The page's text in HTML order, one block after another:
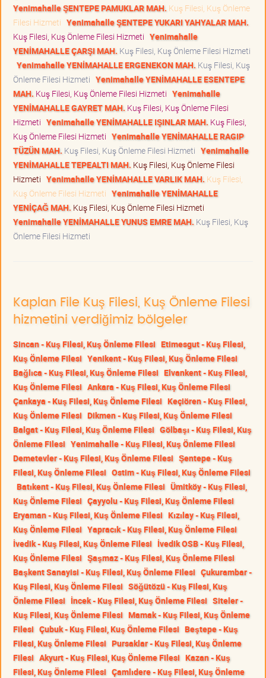
Yenimahalle ŞENTEPE PAMUKLAR MAH. Kuş Filesi, Kuş Önleme
Filesi Hizmeti Yenimahalle ŞENTEPE YUKARI YAHYALAR MAH.
Kuş Filesi, Kuş Önleme Filesi Hizmeti Yenimahalle
YENİMAHALLE ÇARŞI MAH. Kuş Filesi, Kuş Önleme Filesi Hizmeti
Yenimahalle YENİMAHALLE ERGENEKON MAH. Kuş Filesi, Kuş
Önleme Filesi Hizmeti Yenimahalle YENİMAHALLE ESENTEPE
MAH. Kuş Filesi, Kuş Önleme Filesi Hizmeti Yenimahalle
YENİMAHALLE GAYRET MAH. Kuş Filesi, Kuş Önleme Filesi
Hizmeti Yenimahalle YENİMAHALLE IŞINLAR MAH. Kuş Filesi,
Kuş Önleme Filesi Hizmeti Yenimahalle YENİMAHALLE RAGIP
TÜZÜN MAH. Kuş Filesi, Kuş Önleme Filesi Hizmeti Yenimahalle
YENİMAHALLE TEPEALTI MAH. Kuş Filesi, Kuş Önleme Filesi
Hizmeti Yenimahalle YENİMAHALLE VARLIK MAH. Kuş Filesi,
Kuş Önleme Filesi Hizmeti Yenimahalle YENİMAHALLE
YENİÇAĞ MAH. Kuş Filesi, Kuş Önleme Filesi Hizmeti
Yenimahalle YENİMAHALLE YUNUS EMRE MAH. Kuş Filesi, Kuş
Önleme Filesi Hizmeti
Kaplan File Kuş Filesi, Kuş Önleme Filesi
hizmetini verdiğimiz bölgeler
Sincan - Kuş Filesi, Kuş Önleme Filesi Etimesgut - Kuş Filesi,
Kuş Önleme Filesi Yenikent - Kuş Filesi, Kuş Önleme Filesi
Bağlıca - Kuş Filesi, Kuş Önleme Filesi Elvankent - Kuş Filesi,
Kuş Önleme Filesi Ankara - Kuş Filesi, Kuş Önleme Filesi
Çankaya - Kuş Filesi, Kuş Önleme Filesi Keçiören - Kuş Filesi,
Kuş Önleme Filesi Dikmen - Kuş Filesi, Kuş Önleme Filesi
Balgat - Kuş Filesi, Kuş Önleme Filesi Gölbaşı - Kuş Filesi, Kuş
Önleme Filesi Yenimahalle - Kuş Filesi, Kuş Önleme Filesi
Demetevler - Kuş Filesi, Kuş Önleme Filesi Şentepe - Kuş
Filesi, Kuş Önleme Filesi Ostim - Kuş Filesi, Kuş Önleme Filesi
Batıkent - Kuş Filesi, Kuş Önleme Filesi Ümitköy - Kuş Filesi,
Kuş Önleme Filesi Çayyolu - Kuş Filesi, Kuş Önleme Filesi
Eryaman - Kuş Filesi, Kuş Önleme Filesi Kızılay - Kuş Filesi,
Kuş Önleme Filesi Yapracık - Kuş Filesi, Kuş Önleme Filesi
İvedik - Kuş Filesi, Kuş Önleme Filesi İvedik OSB - Kuş Filesi,
Kuş Önleme Filesi Şaşmaz - Kuş Filesi, Kuş Önleme Filesi
Başkent Sanayisi - Kuş Filesi, Kuş Önleme Filesi Çukurambar -
Kuş Filesi, Kuş Önleme Filesi Söğütözü - Kuş Filesi, Kuş
Önleme Filesi İncek - Kuş Filesi, Kuş Önleme Filesi Siteler -
Kuş Filesi, Kuş Önleme Filesi Mamak - Kuş Filesi, Kuş Önleme
Filesi Çubuk - Kuş Filesi, Kuş Önleme Filesi Beştepe - Kuş
Filesi, Kuş Önleme Filesi Pursaklar - Kuş Filesi, Kuş Önleme
Filesi Akyurt - Kuş Filesi, Kuş Önleme Filesi Kazan - Kuş
Filesi, Kuş Önleme Filesi Çamlıdere - Kuş Filesi, Kuş Önleme